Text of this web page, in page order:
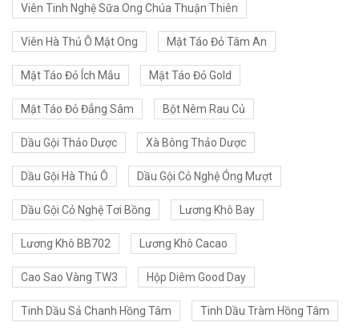
Viên Tinh Nghệ Sữa Ong Chúa Thuận Thiên
Viên Hà Thủ Ô Mật Ong Mật Táo Đỏ Tâm An
Mật Táo Đỏ Ích Mẫu Mật Táo Đỏ Gold
Mật Táo Đỏ Đẳng Sâm Bột Nêm Rau Củ
Dầu Gội Thảo Dược Xà Bông Thảo Dược
Dầu Gội Hà Thủ Ô Dầu Gội Cỏ Nghệ Óng Mượt
Dầu Gội Cỏ Nghệ Tơi Bồng Lương Khô Bay
Lương Khô BB702 Lương Khô Cacao
Cao Sao Vàng TW3 Hộp Diêm Good Day
Tinh Dầu Sả Chanh Hồng Tâm Tinh Dầu Tràm Hồng Tâm